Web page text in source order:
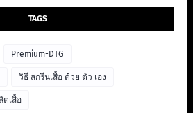
TAGS
Premium-DTG
วิธี สกรีนเสื้อ ด้วย ตัว เอง
ตเสื้อ